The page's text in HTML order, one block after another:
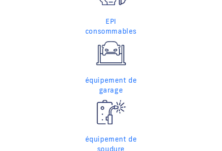
EPI
consommables
équipement de
garage
équipement de
soudure